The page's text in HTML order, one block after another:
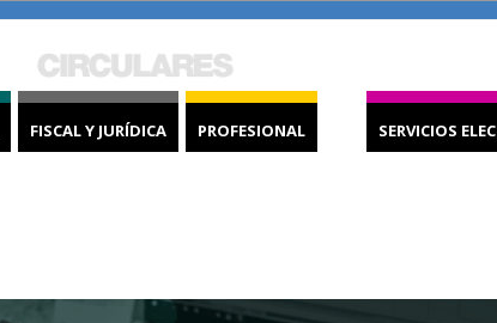
FISCAL Y JURÍDICA PROFESIONAL SERVICIOS